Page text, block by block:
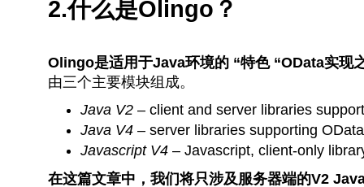
2.什么是Olingo？
Olingo是适用于Java环境的 “特色 “OData实现
由三个主要模块组成。
Java V2– client and server libraries
Java V4– server libraries supporting
Javascript V4– Javascript, client-only
在这篇文章中，我们将只涉及服务器端的V2